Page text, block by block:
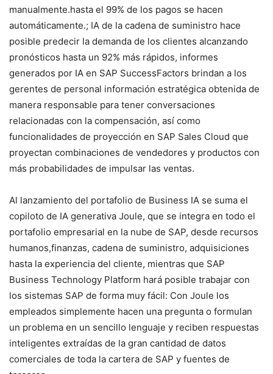
manualmente.hasta el 99% de los pagos se hacen
automáticamente.; IA de la cadena de suministro hace
posible predecir la demanda de los clientes alcanzando
pronósticos hasta un 92% más rápidos, informes
generados por IA en SAP SuccessFactors brindan a los
gerentes de personal información estratégica obtenida de
manera responsable para tener conversaciones
relacionadas con la compensación, así como
funcionalidades de proyección en SAP Sales Cloud que
proyectan combinaciones de vendedores y productos con
más probabilidades de impulsar las ventas.
Al lanzamiento del portafolio de Business IA se suma el
copiloto de IA generativa Joule, que se integra en todo el
portafolio empresarial en la nube de SAP, desde recursos
humanos,finanzas, cadena de suministro, adquisiciones
hasta la experiencia del cliente, mientras que SAP
Business Technology Platform hará posible trabajar con
los sistemas SAP de forma muy fácil: Con Joule los
empleados simplemente hacen una pregunta o formulan
un problema en un sencillo lenguaje y reciben respuestas
inteligentes extraídas de la gran cantidad de datos
comerciales de toda la cartera de SAP y fuentes de